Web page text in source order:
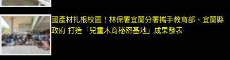
國產材扎根校園！林保署宜蘭分署攜手教育部、宜蘭縣
政府 打造「兒童木育秘密基地」成果發表